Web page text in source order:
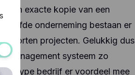
een exacte kopie van een
onderneming bestaan er
soorten projecten. Gelukkig dus
management systeem zo
elk type bedrijf er voordeel mee